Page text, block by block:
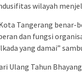
wilayah
Tangerang
dan fungsi
yang damai”
Ulang Tahun